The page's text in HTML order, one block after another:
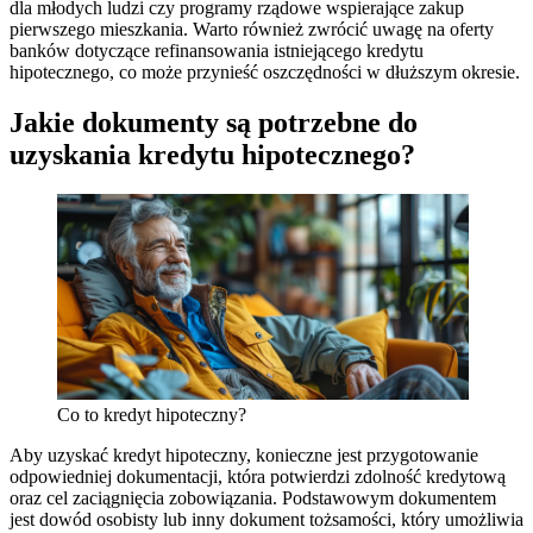
dla młodych ludzi czy programy rządowe wspierające zakup
pierwszego mieszkania. Warto również zwrócić uwagę na oferty
banków dotyczące refinansowania istniejącego kredytu
hipotecznego, co może przynieść oszczędności w dłuższym okresie.
Jakie dokumenty są potrzebne do
uzyskania kredytu hipotecznego?
Co to kredyt hipoteczny?
Aby uzyskać kredyt hipoteczny, konieczne jest przygotowanie
odpowiedniej dokumentacji, która potwierdzi zdolność kredytową
oraz cel zaciągnięcia zobowiązania. Podstawowym dokumentem
jest dowód osobisty lub inny dokument tożsamości, który umożliwia